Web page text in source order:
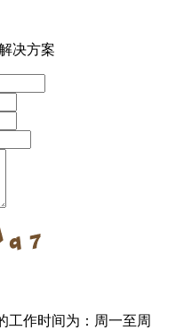
决方案
工作时间为：周一至周